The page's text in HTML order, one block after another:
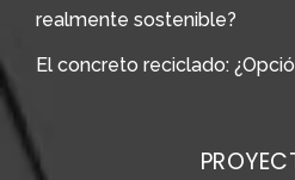
realmente sostenible?
El concreto reciclado: